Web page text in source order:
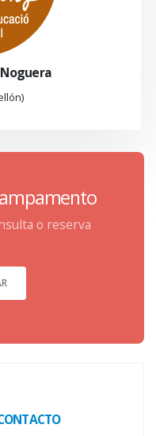
o reserva